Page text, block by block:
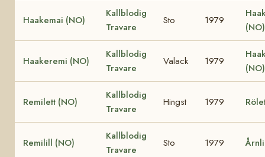
Haakemai (NO)
Kallblodig
Travare
Sto 1979
(NO)
Haakeremi (NO)
Kallblodig
Travare
Valack 1979
Remilett (NO)
Kallblodig
Travare
Hingst 1979
Remilill (NO)
Kallblodig
Travare
Sto 1979